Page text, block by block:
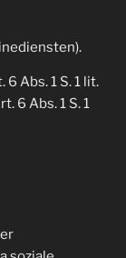
Abs. 1 S. 1 lit.
6 Abs. 1 S. 1